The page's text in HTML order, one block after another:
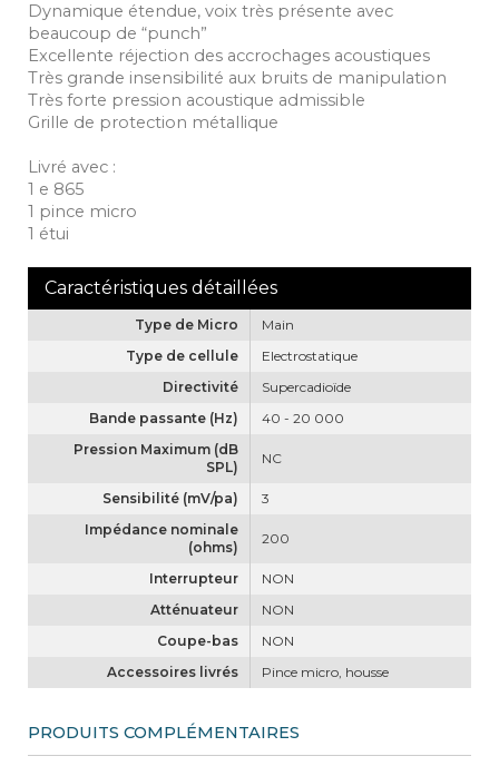
Dynamique étendue, voix très présente avec
beaucoup de “punch”
Excellente réjection des accrochages acoustiques
Très grande insensibilité aux bruits de manipulation
Très forte pression acoustique admissible
Grille de protection métallique
Livré avec :
1 e 865
1 pince micro
1 étui
Type de Micro
Main
Type de cellule
Electrostatique
Directivité
Supercadioïde
Bande passante (Hz)
40 - 20 000
Pression Maximum (dB
SPL)
NC
Sensibilité (mV/pa)
3
Impédance nominale
(ohms)
200
Interrupteur
NON
Atténuateur
NON
Coupe-bas
NON
Accessoires livrés
Pince micro, housse
PRODUITS COMPLÉMENTAIRES